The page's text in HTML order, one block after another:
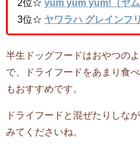
2位☆ yum yum yum!（ヤム
3位☆ ヤワラハ グレインフ
半生ドッグフードはおやつの
で、ドライフードをあまり食
もおすすめです。
ドライフードと混ぜたりしな
みてくださいね。